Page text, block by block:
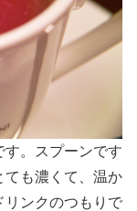
す。スプーンです
ても濃くて、温か
リンクのつもりで